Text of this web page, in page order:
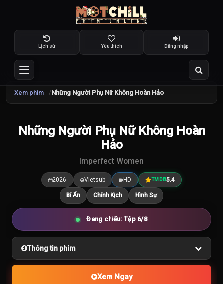
Lịch sử Yêu thích Đăng nhập
Xem phim Những Người Phụ Nữ Không Hoàn Hảo
5.4 /10
Những Người Phụ Nữ Không Hoàn
Hảo
Imperfect Women
2026 Vietsub HD TMDB5.4
Bí Ẩn Chính Kịch Hình Sự
Đang chiếu: Tập 6/8
Thông tin phim
Xem Ngay